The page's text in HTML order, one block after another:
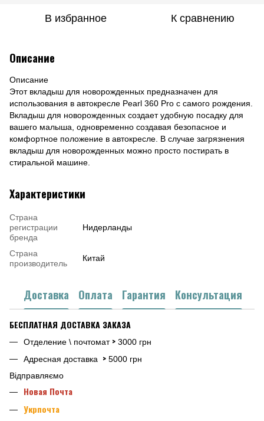
В избранное К сравнению
Описание
Описание
Этот вкладыш для новорожденных предназначен для
использования в автокресле Pearl 360 Pro с самого рождения.
Вкладыш для новорожденных создает удобную посадку для
вашего малыша, одновременно создавая безопасное и
комфортное положение в автокресле. В случае загрязнения
вкладыш для новорожденных можно просто постирать в
стиральной машине.
Характеристики
Страна
регистрации
бренда
Нидерланды
Страна
производитель
Китай
Доставка Оплата Гарантия Консультация
БЕСПЛАТНАЯ ДОСТАВКА ЗАКАЗА
Отделение \ почтомат > 3000 грн
Адресная доставка > 5000 грн
Відправляємо
Новая Почта
Укрпочта